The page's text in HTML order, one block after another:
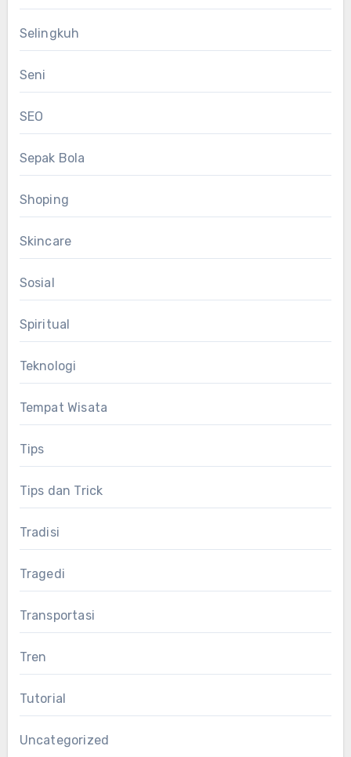
Selingkuh
Seni
SEO
Sepak Bola
Shoping
Skincare
Sosial
Spiritual
Teknologi
Tempat Wisata
Tips
Tips dan Trick
Tradisi
Tragedi
Transportasi
Tren
Tutorial
Uncategorized